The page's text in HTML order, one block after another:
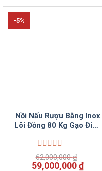
-5%
Nồi Nấu Rượu Bằng Inox
Lõi Đồng 80 Kg Gạo Điện
Được
xếp
62,000,000₫
Giá
59,000,000₫Giá